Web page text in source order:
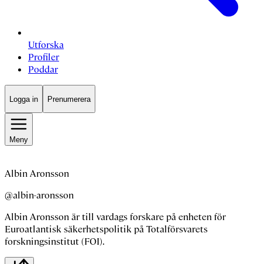
Utforska
Profiler
Poddar
Logga in Prenumerera
Meny
Albin Aronsson
@albin-aronsson
Albin Aronsson är till vardags forskare på enheten för
Euroatlantisk säkerhetspolitik på Totalförsvarets
forskningsinstitut (FOI).